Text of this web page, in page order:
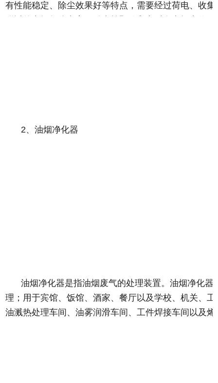
有性能稳定、除尘效果好等特点，需要经过荷电、收
2、油烟净化器
油烟净化器是指油烟废气的处理装置。油烟净化
理；用于宾馆、饭馆、酒家、餐厅以及学校、机关、
油溅热处理车间、油雾润滑车间、工件焊接车间以及